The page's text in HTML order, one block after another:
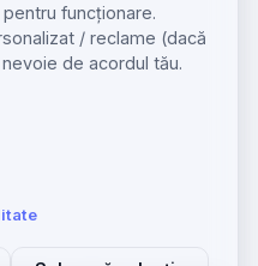
funcționare.
/ reclame (dacă
de acordul tău.